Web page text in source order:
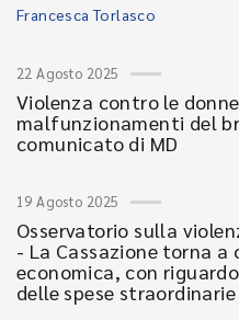
Francesca Torlasco
22 Agosto 2025
Violenza contro le
malfunzionamenti del
comunicato di MD
19 Agosto 2025
Osservatorio sulla
- La Cassazione torna a
economica, con
delle spese straordinarie